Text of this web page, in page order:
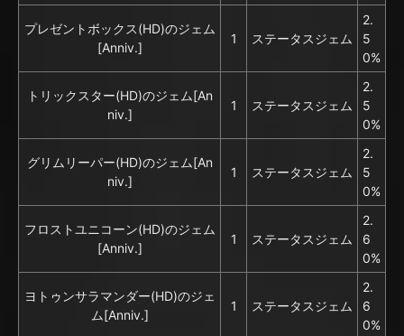
プレゼントボックス(HD)のジェム
[Anniv.]
1 ステータスジェム
2.
5
0%
トリックスター(HD)のジェム[An
niv.]
1 ステータスジェム
2.
5
0%
グリムリーパー(HD)のジェム[An
niv.]
1 ステータスジェム
2.
5
0%
フロストユニコーン(HD)のジェム
[Anniv.]
1 ステータスジェム
2.
6
0%
ヨトゥンサラマンダー(HD)のジェ
ム[Anniv.]
1 ステータスジェム
2.
6
0%